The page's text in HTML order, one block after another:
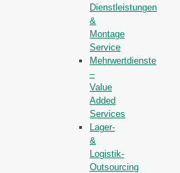
Dienstleistungen
&
Montage
Service
Mehrwertdienste
–
Value
Added
Services
Lager-
&
Logistik-
Outsourcing